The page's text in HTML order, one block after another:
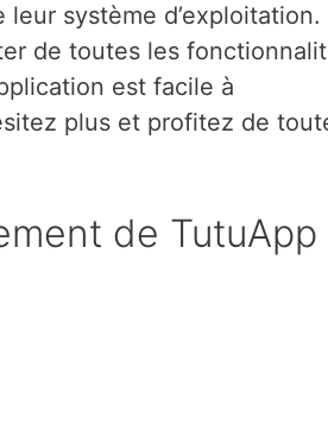
système d’exploitation.
de toutes les
est facile à
plus et profitez de
de TutuApp